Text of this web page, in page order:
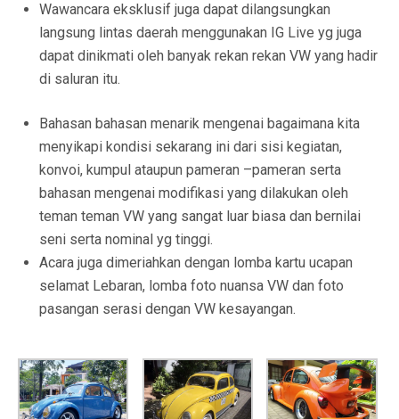
Wawancara eksklusif juga dapat dilangsungkan
langsung lintas daerah menggunakan IG Live yg juga
dapat dinikmati oleh banyak rekan rekan VW yang hadir
di saluran itu.
Bahasan bahasan menarik mengenai bagaimana kita
menyikapi kondisi sekarang ini dari sisi kegiatan,
konvoi, kumpul ataupun pameran –pameran serta
bahasan mengenai modifikasi yang dilakukan oleh
teman teman VW yang sangat luar biasa dan bernilai
seni serta nominal yg tinggi.
Acara juga dimeriahkan dengan lomba kartu ucapan
selamat Lebaran, lomba foto nuansa VW dan foto
pasangan serasi dengan VW kesayangan.